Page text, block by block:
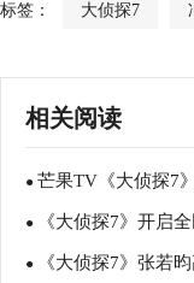
标签： 大侦探7
相关阅读
● 芒果TV《大侦探7
归点燃期待
● 《大侦探7》开启
普法声量
● 《大侦探7》张若